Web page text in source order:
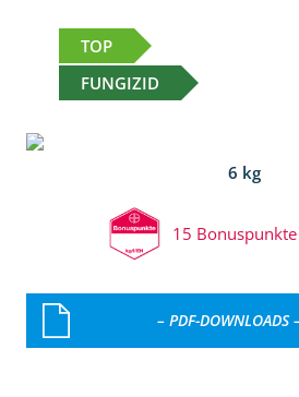
TOP
FUNGIZID
6 kg
15
– PDF-DOWNLOADS